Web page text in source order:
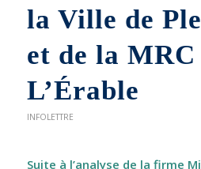
la Ville de
et de la MRC
L’Érable
INFOLETTRE
Suite à l’analyse de la firme